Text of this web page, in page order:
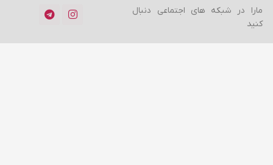
مارا در شبکه های اجتماعی دنبال
کنید